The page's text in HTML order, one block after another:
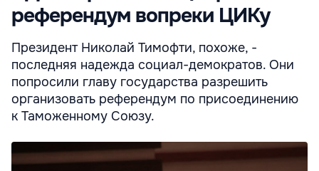
референдум вопреки ЦИКу
Президент Николай Тимофти, похоже, -
последняя надежда социал-демократов. Они
попросили главу государства разрешить
организовать референдум по присоединению
к Таможенному Союзу.